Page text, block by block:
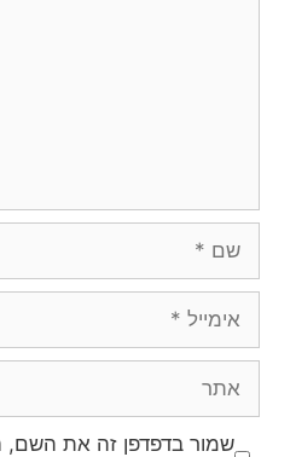
שמור בדפדפן זה את השם,